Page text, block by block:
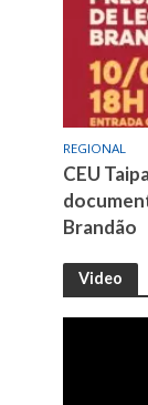
REGIONAL
CEU
Brandão
Video